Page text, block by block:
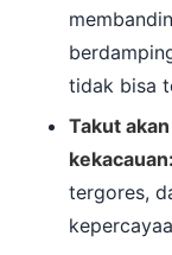
tidak bisa
Takut
kekacauan:
tergores,